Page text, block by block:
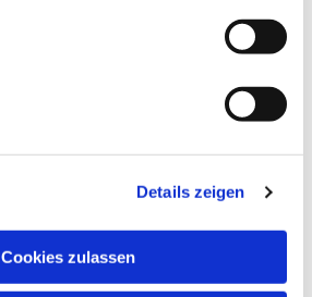
Details zeigen
Cookies zulassen